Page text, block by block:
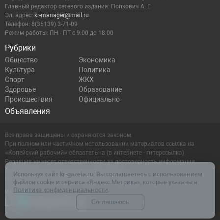
Рубрики
Общество
Экономика
Культура
Политика
Спорт
ЖКХ
Здоровье
Образование
Происшествия
Официально
Объявления
Главный редактор сетевого издания: Попкович А. Г.
Эл. адрес: kr-manager@mail.ru
Телефон: 8(35139) 3-71-09
Режим работы: ПН - ПТ с 9:00 до 18:00
Все права защищены и охраняются законом.
При полном или частичном использовании материалов ссылка на
«Копейский рабочий» обязательна (в интернете - гиперссылка).
Редакция не несет ответственности за достоверность информации,
содержащейся в рекламных объявлениях.
Настоящий ресурс может содержать материалы 16+
Используя сайт kr-gazeta.ru, Вы соглашаетесь с использованием
файлов cookie и сервиса «Яндекс.Метрика», которые указаны в
Политике конфиденциальности.
Соглашаюсь